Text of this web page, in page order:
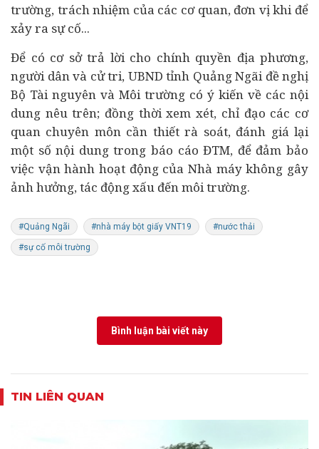
trường, trách nhiệm của các cơ quan, đơn vị khi để
xảy ra sự cố...
Để có cơ sở trả lời cho chính quyền địa phương,
người dân và cử tri, UBND tỉnh Quảng Ngãi đề nghị
Bộ Tài nguyên và Môi trường có ý kiến về các nội
dung nêu trên; đồng thời xem xét, chỉ đạo các cơ
quan chuyên môn cần thiết rà soát, đánh giá lại
một số nội dung trong báo cáo ĐTM, để đảm bảo
việc vận hành hoạt động của Nhà máy không gây
ảnh hưởng, tác động xấu đến môi trường.
#Quảng Ngãi #nhà máy bột giấy VNT19 #nước thải
#sự cố môi trường
Bình luận bài viết này
TIN LIÊN QUAN